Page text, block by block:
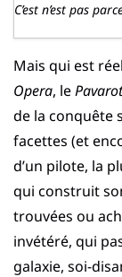
C’est n’est pas
Mais qui est
Opera, le
de la conquête
facettes (et
d’un pilote, la
qui construit
trouvées ou
invétéré, qui
galaxie, soi-